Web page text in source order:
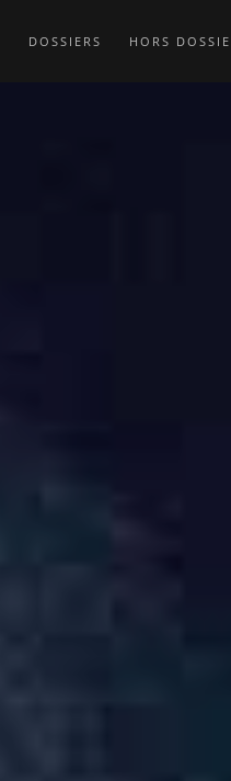
DOSSIERS HORS